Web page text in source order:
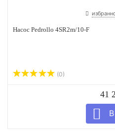
Насос Pedrollo 4SR2m/10-F
(0)
41